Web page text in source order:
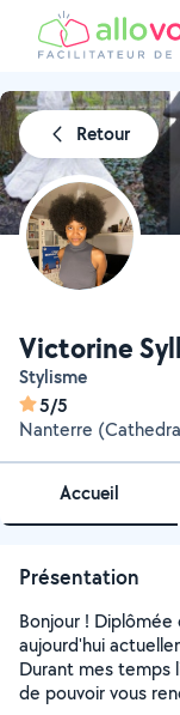
Retour
Victorine
Stylisme
5/5
Nanterre
Accueil
Présentation
Bonjour !
aujourd'hui
Durant mes temps
de pouvoir vous